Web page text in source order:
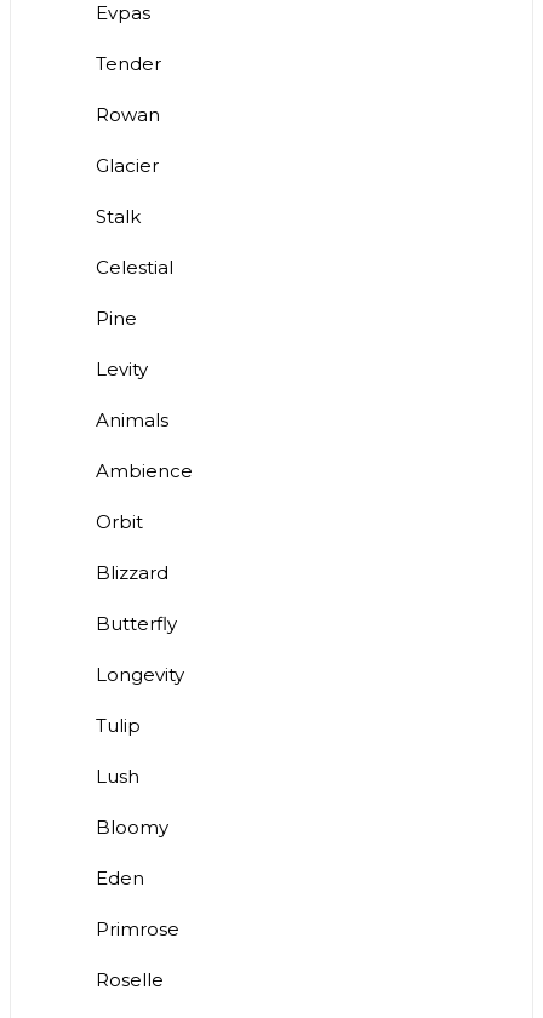
Evpas
Tender
Rowan
Glacier
Stalk
Celestial
Pine
Levity
Animals
Ambience
Orbit
Blizzard
Butterfly
Longevity
Tulip
Lush
Bloomy
Eden
Primrose
Roselle